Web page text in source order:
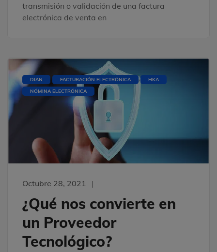
transmisión o validación de una factura
electrónica de venta en
DIAN FACTURACIÓN ELECTRÓNICA
HKA
NÓMINA ELECTRÓNICA
Octubre 28, 2021
¿Qué nos convierte en
un Proveedor
Tecnológico?